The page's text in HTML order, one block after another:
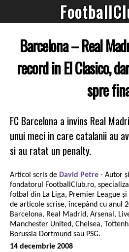
Barcelona – Real
record in El Clasico,
spre
FC Barcelona a invins Real
unui meci in care catalanii au
si au ratat un penalty.
Articol scris de David Petre - Autor
fondatorul FootballClub.ro,
fotbal din La Liga, Premier League și
de articole scrise, începând cu anul
Barcelona, Real Madrid, Arsenal,
Manchester United, Chelsea,
Borussia Dortmund sau PSG.
14 decembrie 2008